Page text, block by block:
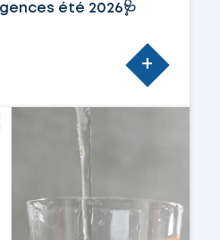
été 2026🩺
+